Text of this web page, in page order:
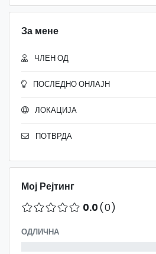
За мене
ЧЛЕН ОД
ПОСЛЕДНО ОНЛАЈН
ЛОКАЦИЈА
ПОТВРДА
Мој Рејтинг
0.0(0)
ОДЛИЧНА